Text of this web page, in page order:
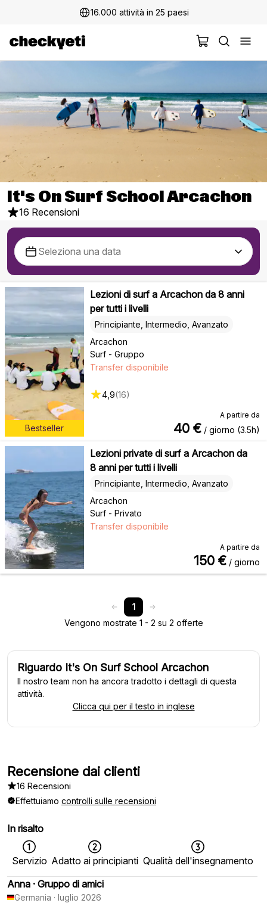
16.000 attività in 25 paesi
It's On Surf School Arcachon
16 Recensioni
Bestseller
Lezioni di surf a Arcachon da 8 anni
per tutti i livelli
Arcachon
Principiante, Intermedio, Avanzato
Surf - Gruppo
Transfer disponibile
4,9(16)
A partire da
40 € / giorno (3.5h)
Lezioni private di surf a Arcachon da
8 anni per tutti i livelli
Arcachon
Principiante, Intermedio, Avanzato
Surf - Privato
Transfer disponibile
A partire da
150 € / giorno
1
Vengono mostrate 1 - 2 su 2 offerte
Riguardo It's On Surf School Arcachon
Il nostro team non ha ancora tradotto i dettagli di questa
attività.
Clicca qui per il testo in inglese
Recensione dai clienti
16 Recensioni
Effettuiamo controlli sulle recensioni
In risalto
Servizio Adatto ai principianti Qualità dell'insegnamento
Anna · Gruppo di amici
Germania · luglio 2026